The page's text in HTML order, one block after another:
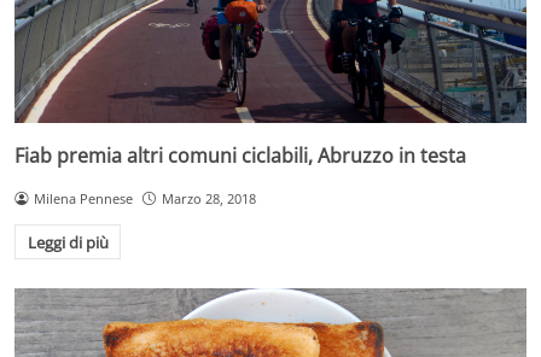
Fiab premia altri comuni ciclabili, Abruzzo in testa
Milena Pennese Marzo 28, 2018
Leggi di più